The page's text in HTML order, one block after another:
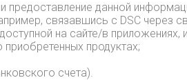
предоставление данной
связавшись с DSC через
на сайте/в приложениях,
продуктах;
счета).